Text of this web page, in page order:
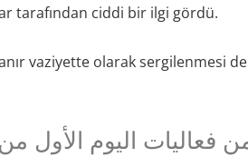
tarafından ciddi bir ilgi gördü.
vaziyette olarak sergilenmesi
فعاليات اليوم الأول